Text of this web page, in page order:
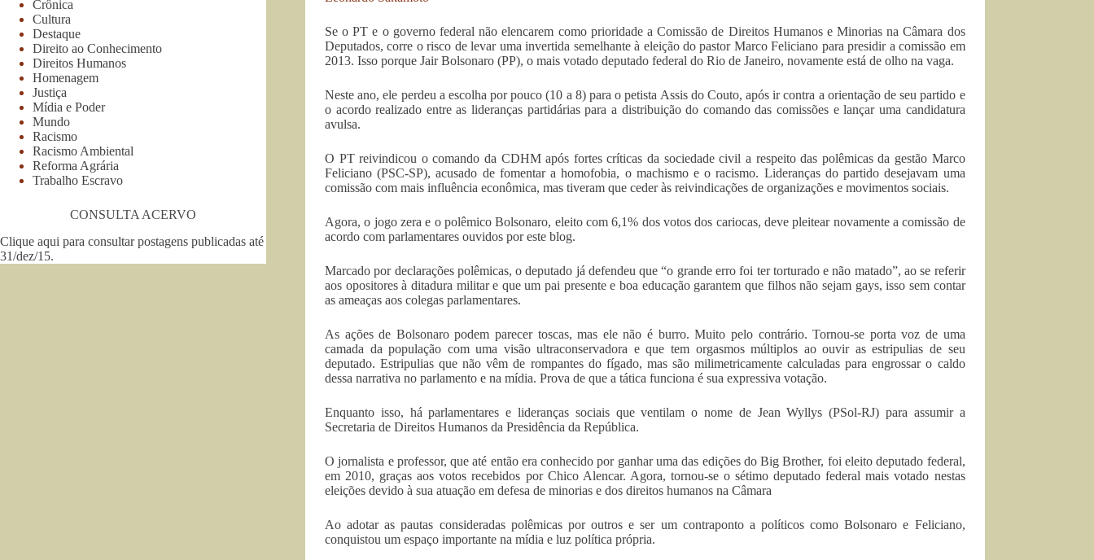
Se o PT e o governo federal não elencarem como prioridade a Comissão de Direitos Humanos e Minorias na Câmara dos
Deputados, corre o risco de levar uma invertida semelhante à eleição do pastor Marco Feliciano para presidir a comissão em
2013. Isso porque Jair Bolsonaro (PP), o mais votado deputado federal do Rio de Janeiro, novamente está de olho na vaga.
Neste ano, ele perdeu a escolha por pouco (10 a 8) para o petista Assis do Couto, após ir contra a orientação de seu partido e
o acordo realizado entre as lideranças partidárias para a distribuição do comando das comissões e lançar uma candidatura
avulsa.
O PT reivindicou o comando da CDHM após fortes críticas da sociedade civil a respeito das polêmicas da gestão Marco
Feliciano (PSC-SP), acusado de fomentar a homofobia, o machismo e o racismo. Lideranças do partido desejavam uma
comissão com mais influência econômica, mas tiveram que ceder às reivindicações de organizações e movimentos sociais.
Agora, o jogo zera e o polêmico Bolsonaro, eleito com 6,1% dos votos dos cariocas, deve pleitear novamente a comissão de
acordo com parlamentares ouvidos por este blog.
Marcado por declarações polêmicas, o deputado já defendeu que “o grande erro foi ter torturado e não matado”, ao se referir
aos opositores à ditadura militar e que um pai presente e boa educação garantem que filhos não sejam gays, isso sem contar
as ameaças aos colegas parlamentares.
As ações de Bolsonaro podem parecer toscas, mas ele não é burro. Muito pelo contrário. Tornou-se porta voz de uma
camada da população com uma visão ultraconservadora e que tem orgasmos múltiplos ao ouvir as estripulias de seu
deputado. Estripulias que não vêm de rompantes do fígado, mas são milimetricamente calculadas para engrossar o caldo
dessa narrativa no parlamento e na mídia. Prova de que a tática funciona é sua expressiva votação.
Enquanto isso, há parlamentares e lideranças sociais que ventilam o nome de Jean Wyllys (PSol-RJ) para assumir a
Secretaria de Direitos Humanos da Presidência da República.
O jornalista e professor, que até então era conhecido por ganhar uma das edições do Big Brother, foi eleito deputado federal,
em 2010, graças aos votos recebidos por Chico Alencar. Agora, tornou-se o sétimo deputado federal mais votado nestas
eleições devido à sua atuação em defesa de minorias e dos direitos humanos na Câmara
Ao adotar as pautas consideradas polêmicas por outros e ser um contraponto a políticos como Bolsonaro e Feliciano,
conquistou um espaço importante na mídia e luz política própria.
Crônica
Cultura
Destaque
Direito ao Conhecimento
Direitos Humanos
Homenagem
Justiça
Mídia e Poder
Mundo
Racismo
Racismo Ambiental
Reforma Agrária
Trabalho Escravo
CONSULTA ACERVO
Clique aqui para consultar postagens publicadas até
31/dez/15.